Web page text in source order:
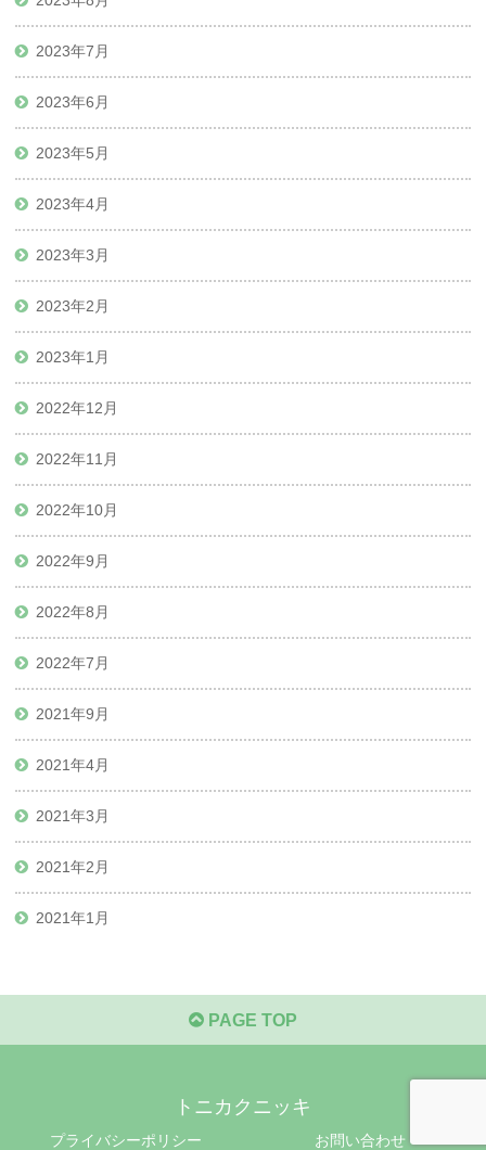
2023年7月
2023年6月
2023年5月
2023年4月
2023年3月
2023年2月
2023年1月
2022年12月
2022年11月
2022年10月
2022年9月
2022年8月
2022年7月
2021年9月
2021年4月
2021年3月
2021年2月
2021年1月
PAGE TOP
トニカクニッキ
プライバシーポリシー お問い合わせ